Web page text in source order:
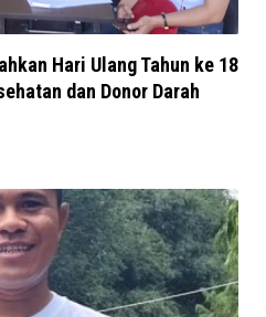
Hari Ulang Tahun ke 18
dan Donor Darah